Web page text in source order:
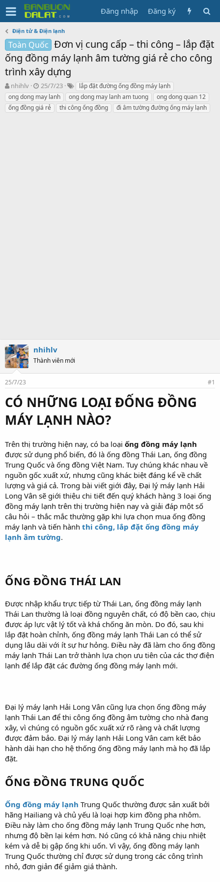
Đăng nhập Đăng ký
Điện tử & Điện lạnh
Toàn Quốc Đơn vị cung cấp – thi công – lắp đặt
ống đồng máy lạnh âm tường giá rẻ cho công
trình xây dựng
N
g
ư
ờ
nhihlv
N
g
à
y
25/7/23
T
ừ
k
h
lắp đặt đường ống đồng máy lạnh
ong dong may lanh
ong dong may lanh am tuong
ong dong quan 12
ống đồng giá rẻ
thi công ống đồng đi âm tường đường ống máy lạnh
nhihlv
Thành viên mới
25/7/23 #1
CÓ NHỮNG LOẠI ĐỐNG ĐỒNG
MÁY LẠNH NÀO?
Trên thị trường hiện nay, có ba loại ống đồng máy lạnh
được sử dụng phổ biến, đó là ống đồng Thái Lan, ống đồng
Trung Quốc và ống đồng Việt Nam. Tuy chúng khác nhau về
nguồn gốc xuất xứ, nhưng cũng khác biệt đáng kể về chất
lượng và giá cả. Trong bài viết giới đây, Đại lý máy lạnh Hải
Long Vân sẽ giới thiệu chi tiết đến quý khách hàng 3 loại ống
đồng máy lạnh trên thị trường hiện nay và giải đáp một số
câu hỏi – thắc mắc thường gặp khi lựa chọn mua ống đồng
máy lạnh và tiến hành thi công, lắp đặt ống đồng máy
lạnh âm tường.
ỐNG ĐỒNG THÁI LAN
Được nhập khẩu trực tiếp từ Thái Lan, ống đồng máy lạnh
Thái Lan thường là loại đồng nguyên chất, có độ bền cao, chịu
được áp lực vật lý tốt và khá chống ăn mòn. Do đó, sau khi
lắp đặt hoàn chỉnh, ống đồng máy lạnh Thái Lan có thể sử
dụng lâu dài với ít sự hư hỏng. Điều này đã làm cho ống đồng
máy lạnh Thái Lan trở thành lựa chọn ưu tiên của các thợ điện
lạnh để lắp đặt các đường ống đồng máy lạnh mới.
Đại lý máy lạnh Hải Long Vân cũng lựa chọn ống đồng máy
lạnh Thái Lan để thi công ống đồng âm tường cho nhà đang
xây, vì chúng có nguồn gốc xuất xứ rõ ràng và chất lượng
được đảm bảo. Đại lý máy lạnh Hải Long Vân cam kết bảo
hành dài hạn cho hệ thống ống đồng máy lạnh mà họ đã lắp
đặt.
ỐNG ĐỒNG TRUNG QUỐC
Ống đồng máy lạnh Trung Quốc thường được sản xuất bởi
hãng Hailiang và chủ yếu là loại hợp kim đồng pha nhôm.
Điều này làm cho ống đồng máy lạnh Trung Quốc nhẹ hơn,
nhưng độ bền lại kém hơn. Nó cũng có khả năng chịu nhiệt
kém và dễ bị gập ống khi uốn. Vì vậy, ống đồng máy lạnh
Trung Quốc thường chỉ được sử dụng trong các công trình
nhỏ, đơn giản để giảm giá thành.